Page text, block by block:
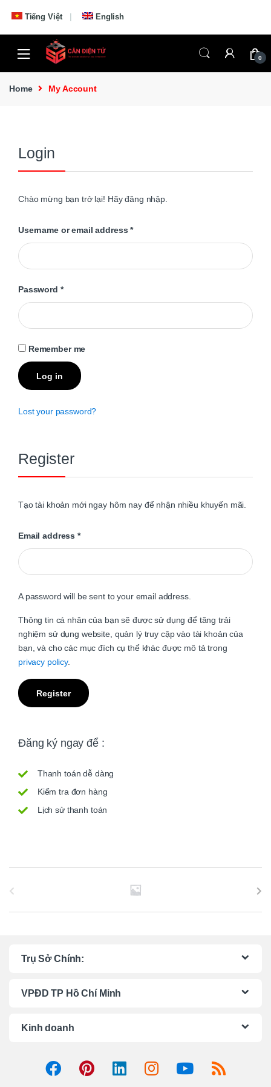
Tiếng Việt English
0
Home My Account
Login
Chào mừng bạn trở lại! Hãy đăng nhập.
Username or email address*
Password *
Remember me
Log in
Lost your password?
Register
Tạo tài khoản mới ngay hôm nay để nhận nhiều khuyến mãi.
Email address*
A password will be sent to your email address.
Thông tin cá nhân của bạn sẽ được sử dụng để tăng trải
nghiệm sử dụng website, quản lý truy cập vào tài khoản của
bạn, và cho các mục đích cụ thể khác được mô tả trong
privacy policy.
Register
Đăng ký ngay để :
Thanh toán dễ dàng
Kiểm tra đơn hàng
Lịch sử thanh toán
Trụ Sở Chính:
VPĐD TP Hồ Chí Minh
Kinh doanh